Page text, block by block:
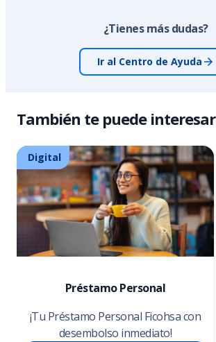
¿Tienes más dudas?
Ir al Centro de Ayuda
También te puede interesar
Digital
Préstamo Personal
¡Tu Préstamo Personal Ficohsa con
desembolso inmediato!